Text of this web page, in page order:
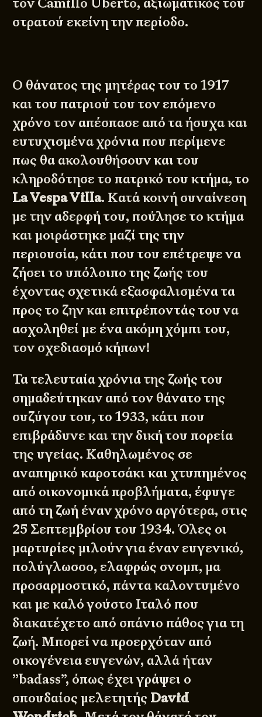
στρατού εκείνη την περίοδο.
Ο θάνατος της μητέρας του το 1917
και του πατριού του τον επόμενο
χρόνο τον απέσπασε από τα ήσυχα και
ευτυχισμένα χρόνια που περίμενε
πως θα ακολουθήσουν και του
κληροδότησε το πατρικό του κτήμα, το
La Vespa Villa. Κατά κοινή συναίνεση
με την αδερφή του, πούλησε το κτήμα
και μοιράστηκε μαζί της την
περιουσία, κάτι που του επέτρεψε να
ζήσει το υπόλοιπο της ζωής του
έχοντας σχετικά εξασφαλισμένα τα
προς το ζην και επιτρέποντάς του να
ασχοληθεί με ένα ακόμη χόμπι του,
τον σχεδιασμό κήπων!
Τα τελευταία χρόνια της ζωής του
σημαδεύτηκαν από τον θάνατο της
συζύγου του, το 1933, κάτι που
επιβράδυνε και την δική του πορεία
της υγείας. Καθηλωμένος σε
αναπηρικό καροτσάκι και χτυπημένος
από οικονομικά προβλήματα, έφυγε
από τη ζωή έναν χρόνο αργότερα, στις
25 Σεπτεμβρίου του 1934. Όλες οι
μαρτυρίες μιλούν για έναν ευγενικό,
πολύγλωσσο, ελαφρώς σνομπ, μα
προσαρμοστικό, πάντα καλοντυμένο
και με καλό γούστο Ιταλό που
διακατέχετο από σπάνιο πάθος για τη
ζωή. Μπορεί να προερχόταν από
οικογένεια ευγενών, αλλά ήταν
”badass”, όπως έχει γράψει ο
σπουδαίος μελετητής David